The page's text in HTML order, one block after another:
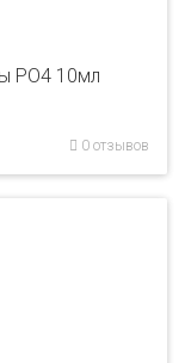
PO4 10мл
0 отзывов